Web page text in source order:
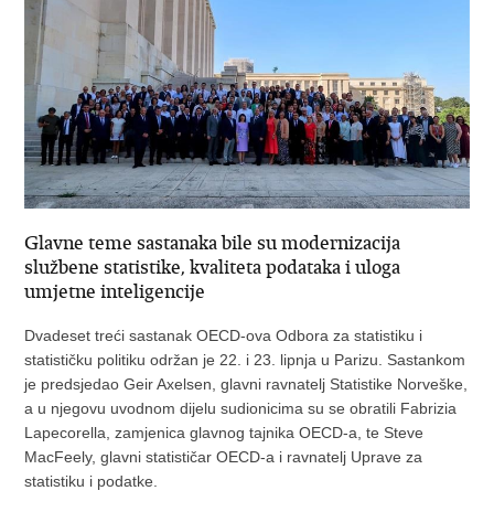
Glavne teme sastanaka bile su modernizacija
službene statistike, kvaliteta podataka i uloga
umjetne inteligencije
Dvadeset treći sastanak OECD-ova Odbora za statistiku i
statističku politiku održan je 22. i 23. lipnja u Parizu. Sastankom
je predsjedao Geir Axelsen, glavni ravnatelj Statistike Norveške,
a u njegovu uvodnom dijelu sudionicima su se obratili Fabrizia
Lapecorella, zamjenica glavnog tajnika OECD-a, te Steve
MacFeely, glavni statističar OECD-a i ravnatelj Uprave za
statistiku i podatke.